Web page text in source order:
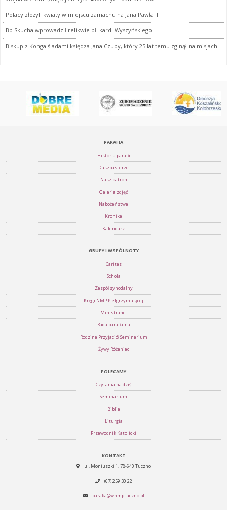
Polacy złożyli kwiaty w miejscu zamachu na Jana Pawła II
Bp Skucha wprowadził relikwie bł. kard. Wyszyńskiego
Biskup z Konga śladami księdza Jana Czuby, który 25 lat temu zginął na misjach
PARAFIA
Historia parafii
Duszpasterze
Nasz patron
Galeria zdjęć
Nabożeństwa
Kronika
Kalendarz
GRUPY I WSPÓLNOTY
Caritas
Schola
Zespół synodalny
Kręgi NMP Pielgrzymującej
Ministranci
Rada parafialna
Rodzina Przyjaciół Seminarium
Żywy Różaniec
POLECAMY
Czytania na dziś
Seminarium
Biblia
Liturgia
Przewodnik Katolicki
KONTAKT
ul. Moniuszki 1, 78-640 Tuczno
(67) 259 30 22
parafia@wnmptuczno.pl